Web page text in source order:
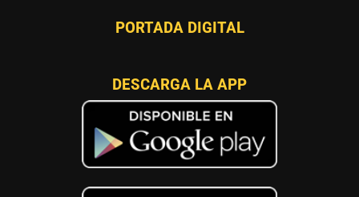
PORTADA DIGITAL
DESCARGA LA APP